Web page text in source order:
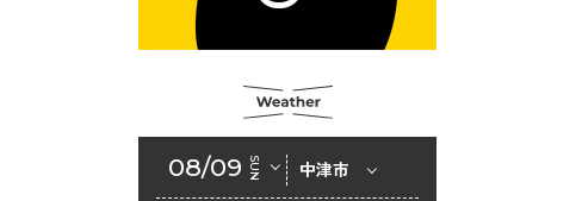
2026年6月9日 令和８年第３
回定例会「一般質問一覧表」
2026年6月5日 新婚世帯の家
2026年6月2日 戸籍に氏名の
振り仮名が記載されます
08/09 SUN 中津市